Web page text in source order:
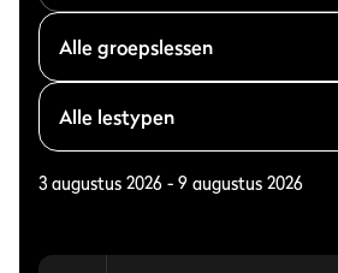
3 augustus 2026 - 9 augustus 2026